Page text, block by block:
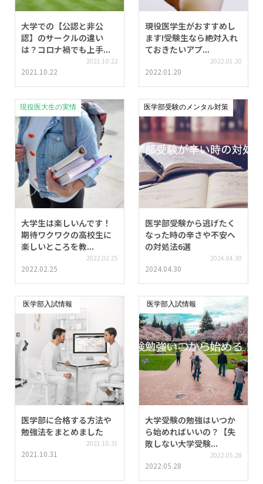
大学での【公認と非公
認】のサークルの違い
は？コロナ禍でも上手...
2021.10.22
2021.10.22
現役医学生がおすすめし
ます!受験生なら絶対入れ
ておきたいアプ...
2022.01.20
2022.01.20
現役医大生の実情
大学生は楽しいんです！
期待ワクワクの高校生に
楽しいところを教...
2022.02.25
2022.02.25
医学部受験のメンタル対策
医学部受験から逃げたく
なった時の辛さや不安へ
の対処法6選
2024.04.30
2024.04.30
医学部入試情報
医学部に合格する方法や
勉強法をまとめました
2021.10.31
2021.10.31
医学部入試情報
大学受験の勉強はいつか
ら始めればいいの？【失
敗しない大学受験...
2022.05.28
2022.05.28